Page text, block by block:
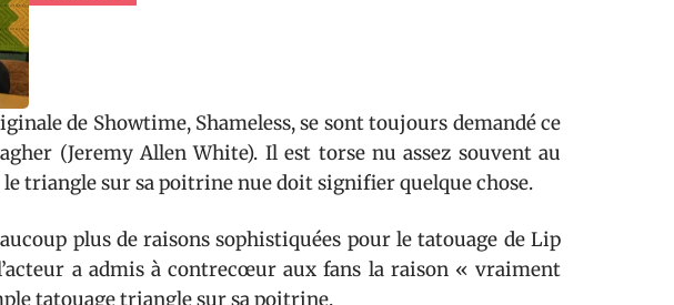
de Showtime, Shameless, se sont toujours demandé ce
(Jeremy Allen White). Il est torse nu assez souvent au
le triangle sur sa poitrine nue doit signifier quelque chose.
plus de raisons sophistiquées pour le tatouage de Lip
a admis à contrecœur aux fans la raison « vraiment
tatouage triangle sur sa poitrine.